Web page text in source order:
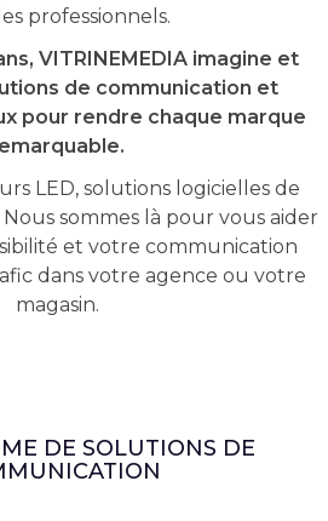
professionnels.
VITRINEMEDIA imagine et
de communication et
pour rendre chaque marque
LED, solutions logicielles de
sommes là pour vous aider
et votre communication
dans votre agence ou votre
magasin.
DE SOLUTIONS DE